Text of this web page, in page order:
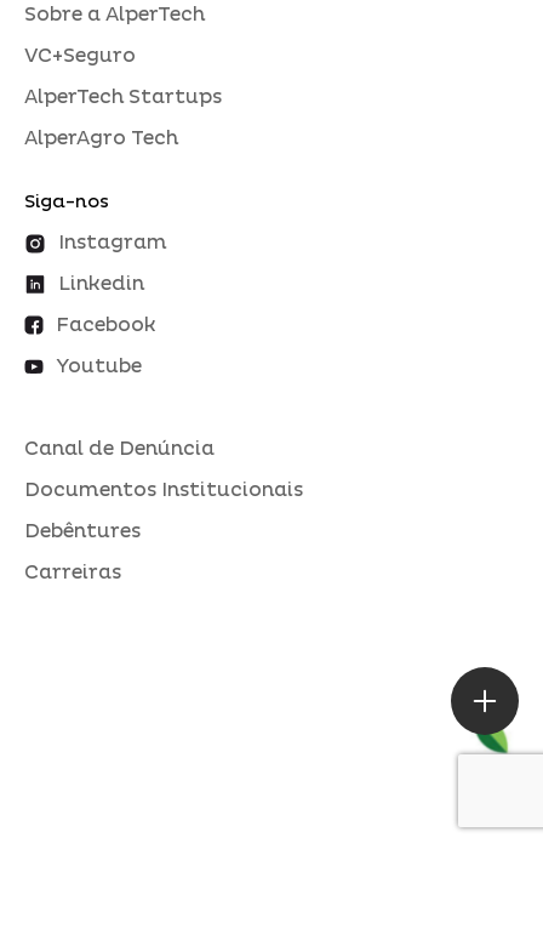
Sobre a AlperTech
VC+Seguro
AlperTech Startups
AlperAgro Tech
Siga-nos
Instagram
Linkedin
Facebook
Youtube
Canal de Denúncia
Documentos Institucionais
Debêntures
Carreiras